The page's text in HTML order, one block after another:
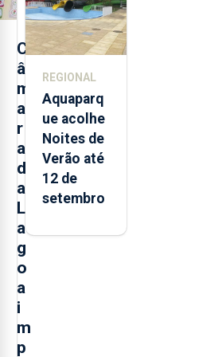
C
â
m
a
r
a
d
a
L
a
g
o
a
i
m
p
2025 nos
Açores
REGIONAL
Aquaparq
ue acolhe
Noites de
Verão até
12 de
setembro